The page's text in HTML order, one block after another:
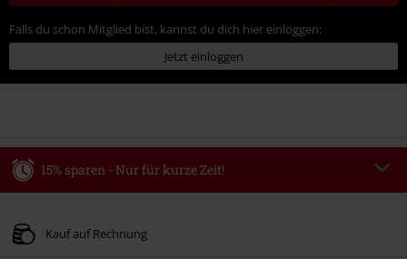
Falls du schon Mitglied bist, kannst du dich hier einloggen:
Jetzt einloggen
15% sparen - Nur für kurze Zeit!
Gültig bis zum 09.08.2026
Kauf auf Rechnung